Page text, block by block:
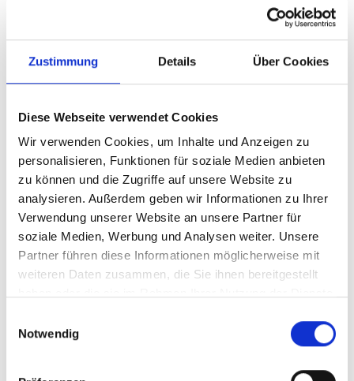
Zustimmung Details Über Cookies
Diese Webseite verwendet Cookies
Wir verwenden Cookies, um Inhalte und Anzeigen zu
personalisieren, Funktionen für soziale Medien anbieten
zu können und die Zugriffe auf unsere Website zu
analysieren. Außerdem geben wir Informationen zu Ihrer
Verwendung unserer Website an unsere Partner für
soziale Medien, Werbung und Analysen weiter. Unsere
Partner führen diese Informationen möglicherweise mit
weiteren Daten zusammen, die Sie ihnen bereitgestellt
Notwendig
Ihr Partner für optimales
Sehen in Augsburg
Als erster Ansprechpartner für das gute Sehen sind wir
anatomisch und ästhetisch perfekt auf Ihre
individuellen Wünsche und Bedürfnisse angepasste
Sehhilfe kümmern. Wir sind auch oft die Ersten, die